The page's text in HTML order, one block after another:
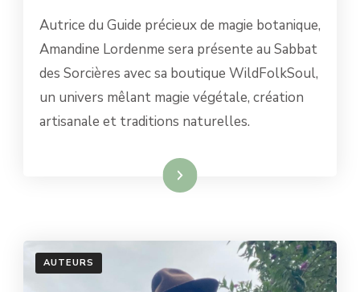
:
AUTRICE
AU
CŒUR
DE
Autrice du Guide précieux de magie botanique,
Amandine Lordenme sera présente au Sabbat
des Sorcières avec sa boutique WildFolkSoul,
un univers mêlant magie végétale, création
artisanale et traditions naturelles.
Lire la suite
AUTEURS